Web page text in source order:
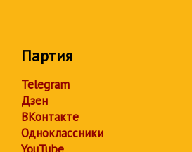
Партия
Telegram
Дзен
ВКонтакте
Одноклассники